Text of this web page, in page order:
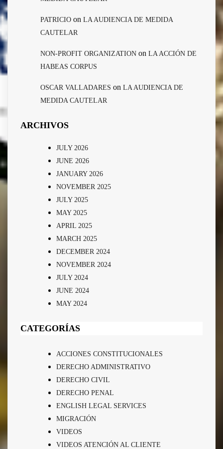
PATRICIO on LA AUDIENCIA DE MEDIDA
CAUTELAR
NON-PROFIT ORGANIZATION on LA ACCIÓN DE
HABEAS CORPUS
OSCAR VALLADARES on LA AUDIENCIA DE
MEDIDA CAUTELAR
ARCHIVOS
JULY 2026
JUNE 2026
JANUARY 2026
NOVEMBER 2025
JULY 2025
MAY 2025
APRIL 2025
MARCH 2025
DECEMBER 2024
NOVEMBER 2024
JULY 2024
JUNE 2024
MAY 2024
CATEGORÍAS
ACCIONES CONSTITUCIONALES
DERECHO ADMINISTRATIVO
DERECHO CIVIL
DERECHO PENAL
ENGLISH LEGAL SERVICES
MIGRACIÓN
VIDEOS
VIDEOS ATENCIÓN AL CLIENTE